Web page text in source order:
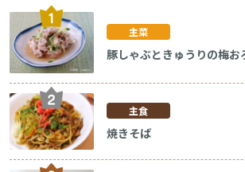
主菜
豚しゃぶときゅうりの梅お
主食
焼きそば